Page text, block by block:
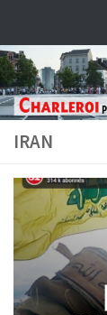
IRAN